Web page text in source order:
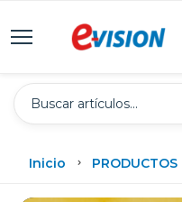
Inicio PRODUCTOS